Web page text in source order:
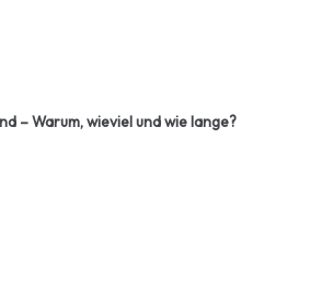
– Warum, wieviel und wie lange?